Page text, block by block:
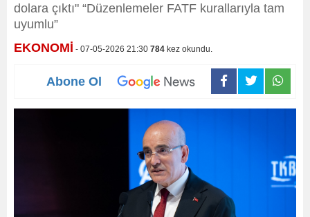
dolara çıktı" “Düzenlemeler FATF kurallarıyla tam
uyumlu”
EKONOMİ - 07-05-2026 21:30 784 kez okundu.
Abone Ol